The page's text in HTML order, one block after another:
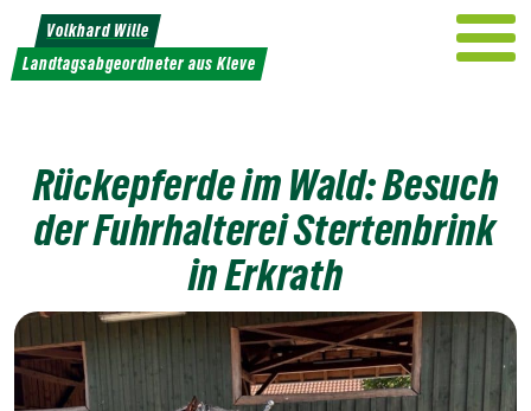
Weiter
zum
Inhalt
Volkhard Wille
Landtagsabgeordneter aus Kleve
Rückepferde im Wald: Besuch
der Fuhrhalterei Stertenbrink
in Erkrath